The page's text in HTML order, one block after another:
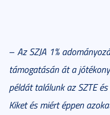
– Az SZJA 1%
támogatásán át a
példát találunk az SZTE
Kiket és miért éppen